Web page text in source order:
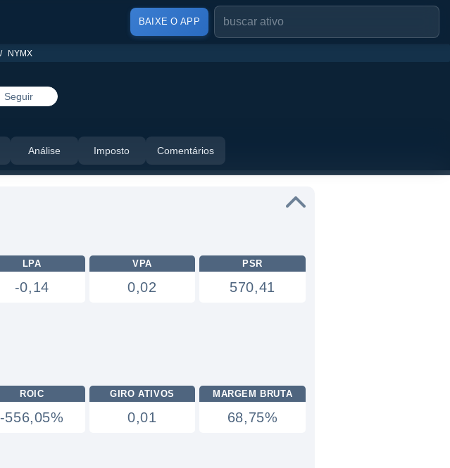
BAIXE O APP
NYMX
Seguir
Análise Imposto Comentários
LPA
-0,14
VPA
0,02
PSR
570,41
ROIC
-556,05%
GIRO ATIVOS
0,01
MARGEM BRUTA
68,75%